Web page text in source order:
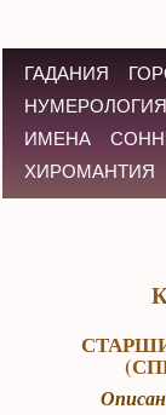
ГАДАНИЯ
НУМЕРОЛОГИЯ
ИМЕНА
ХИРОМАНТИЯ